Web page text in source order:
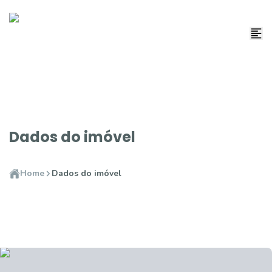
Dados do imóvel
Home Dados do imóvel